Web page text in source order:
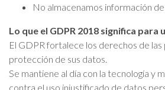
No almacenamos información
Lo que el GDPR 2018 significa para
El GDPR fortalece los derechos de las
protección de sus datos.
Se mantiene al día con la tecnología y
contra el uso injustificado de datos